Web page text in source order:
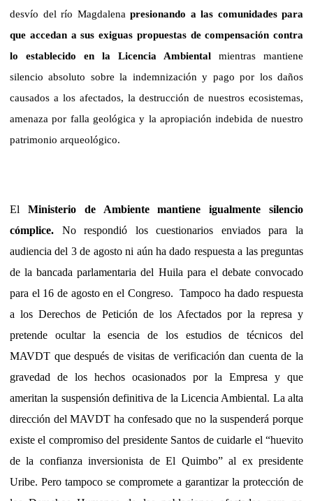
desvío del río Magdalena presionando a las comunidades para
que accedan a sus exiguas propuestas de compensación contra
lo establecido en la Licencia Ambiental mientras mantiene
silencio absoluto sobre la indemnización y pago por los daños
causados a los afectados, la destrucción de nuestros ecosistemas,
amenaza por falla geológica y la apropiación indebida de nuestro
patrimonio arqueológico.
El Ministerio de Ambiente mantiene igualmente silencio
cómplice. No respondió los cuestionarios enviados para la
audiencia del 3 de agosto ni aún ha dado respuesta a las preguntas
de la bancada parlamentaria del Huila para el debate convocado
para el 16 de agosto en el Congreso. Tampoco ha dado respuesta
a los Derechos de Petición de los Afectados por la represa y
pretende ocultar la esencia de los estudios de técnicos del
MAVDT que después de visitas de verificación dan cuenta de la
gravedad de los hechos ocasionados por la Empresa y que
ameritan la suspensión definitiva de la Licencia Ambiental. La alta
dirección del MAVDT ha confesado que no la suspenderá porque
existe el compromiso del presidente Santos de cuidarle el “huevito
de la confianza inversionista de El Quimbo” al ex presidente
Uribe. Pero tampoco se compromete a garantizar la protección de